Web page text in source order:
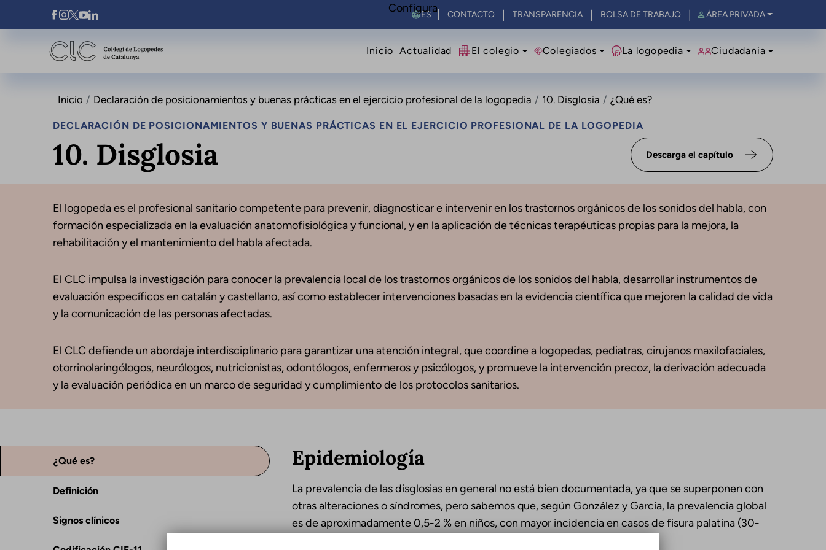
Pasar al contenido principal
Xarxes Socials Select your language
CONTACTO TRANSPARENCIA BOLSA DE TRABAJO ÁREA PRIVADA
Navegació principal
Inicio Actualidad El colegio Colegiados La logopedia Ciudadania
Inicio Declaración de posicionamientos y buenas prácticas en el ejercicio profesional de la logopedia 10. Disglosia ¿Qué es?
DECLARACIÓN DE POSICIONAMIENTOS Y BUENAS PRÁCTICAS EN EL EJERCICIO PROFESIONAL DE LA LOGOPEDIA
10. Disglosia Descarga el capítulo
El logopeda es el profesional sanitario competente para prevenir, diagnosticar e intervenir en los trastornos orgánicos de los sonidos del habla, con
formación especializada en la evaluación anatomofisiológica y funcional, y en la aplicación de técnicas terapéuticas propias para la mejora, la
rehabilitación y el mantenimiento del habla afectada.
El CLC impulsa la investigación para conocer la prevalencia local de los trastornos orgánicos de los sonidos del habla, desarrollar instrumentos de
evaluación específicos en catalán y castellano, así como establecer intervenciones basadas en la evidencia científica que mejoren la calidad de vida
y la comunicación de las personas afectadas.
El CLC defiende un abordaje interdisciplinario para garantizar una atención integral, que coordine a logopedas, pediatras, cirujanos maxilofaciales,
otorrinolaringólogos, neurólogos, nutricionistas, odontólogos, enfermeros y psicólogos, y promueve la intervención precoz, la derivación adecuada
y la evaluación periódica en un marco de seguridad y cumplimiento de los protocolos sanitarios.
¿Qué es?
Definición
Signos clínicos
Epidemiología
La prevalencia de las disglosias en general no está bien documentada, ya que se superponen con
otras alteraciones o síndromes, pero sabemos que, según González y García, la prevalencia global
es de aproximadamente 0,5-2 % en niños, con mayor incidencia en casos de fisura palatina (30-
Configura